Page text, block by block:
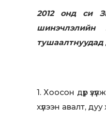
2012 oнд cи
тушаалтнуудад
1. Хоосон дүр
хүлээн авалт,